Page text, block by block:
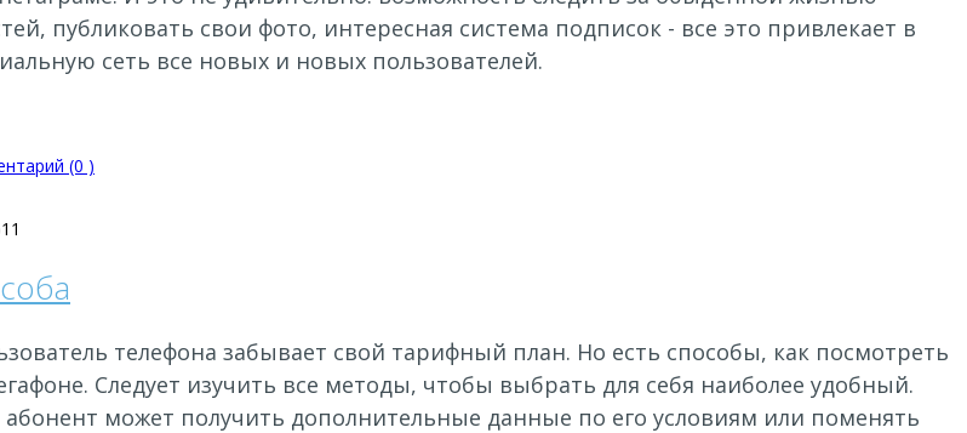
публиковать свои фото, интересная система подписок - все это привлекает в
сеть все новых и новых пользователей.
(0 )
телефона забывает свой тарифный план. Но есть способы, как посмотреть
Следует изучить все методы, чтобы выбрать для себя наиболее удобный.
абонент может получить дополнительные данные по его условиям или поменять